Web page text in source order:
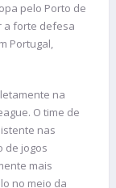
pelo Porto de
a forte defesa
Portugal,
na
O time de
nas
de jogos
mais
no meio da